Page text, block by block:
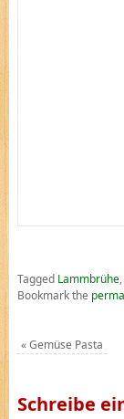
Tagged Lammbrühe,
Bookmark the
«Gemüse Pasta
Schreibe